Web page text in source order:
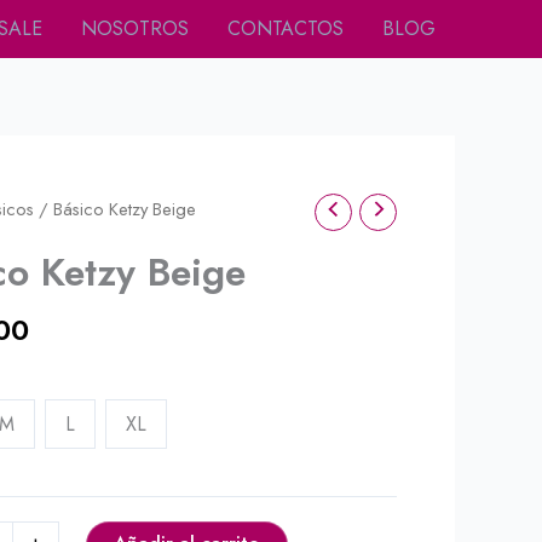
NOSOTROS CONTACTOS BLOG
/ Básico Ketzy Beige
Ketzy Beige
M L XL